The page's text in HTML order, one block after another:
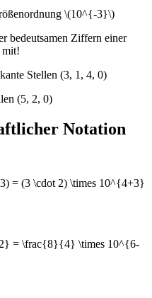
\(10^{-3}\)
bedeutsamen Ziffern einer
mit!
Stellen (3, 1, 4, 0)
(5, 2, 0)
Notation
= (3 \cdot 2) \times 10^{4+3}
= \frac{8}{4} \times 10^{6-